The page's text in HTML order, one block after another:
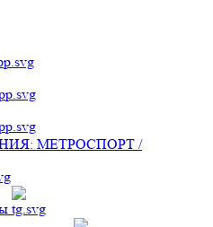
МЕТРОСПОРТ /